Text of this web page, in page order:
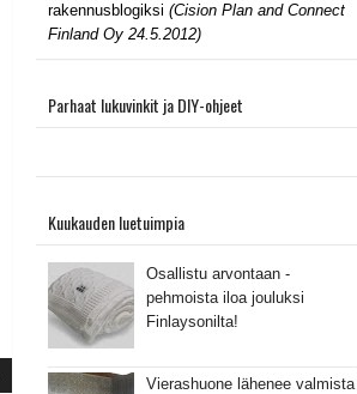
rakennusblogiksi (Cision Plan and Connect
Finland Oy 24.5.2012)
Parhaat lukuvinkit ja DIY-ohjeet
Kuukauden luetuimpia
Osallistu arvontaan -
pehmoista iloa jouluksi
Finlaysonilta!
Vierashuone lähenee valmista